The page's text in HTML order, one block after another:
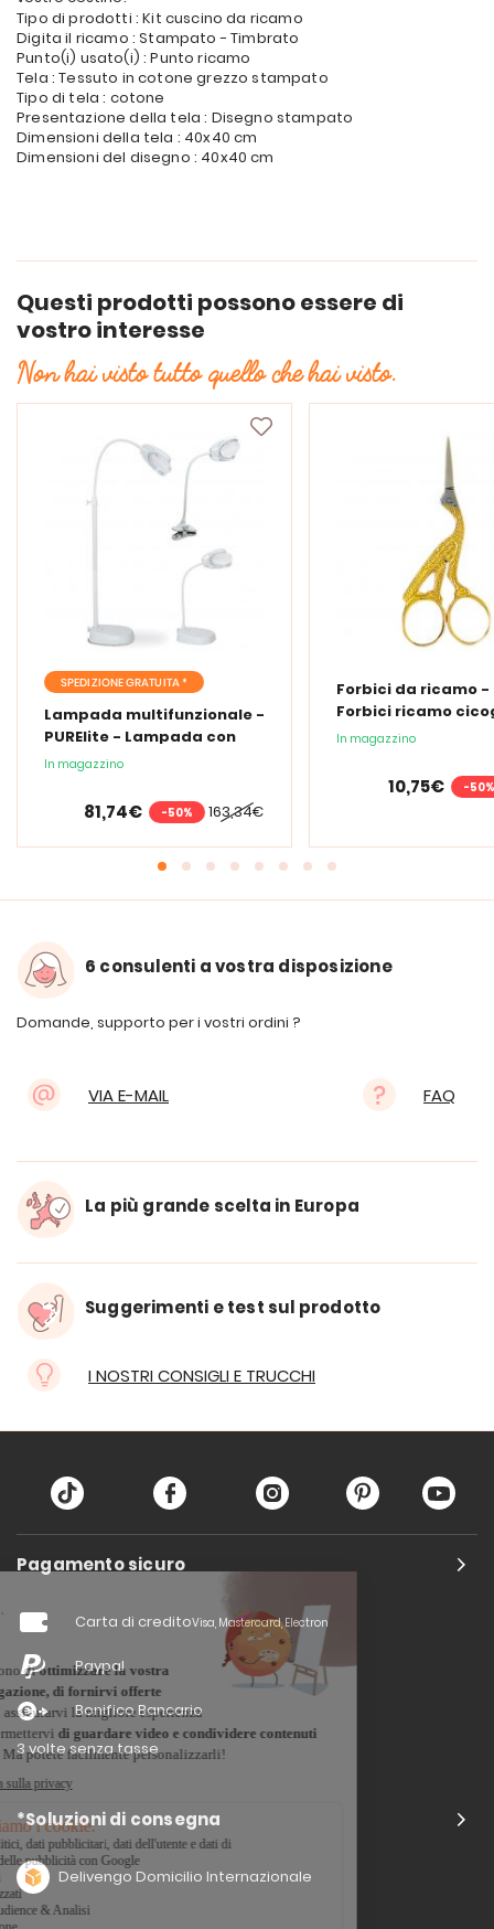
Tipo di prodotti : Kit cuscino da ricamo
Digita il ricamo : Stampato - Timbrato
Punto(i) usato(i) : Punto ricamo
Tela : Tessuto in cotone grezzo stampato
Tipo di tela : cotone
Presentazione della tela : Disegno stampato
Dimensioni della tela : 40x40 cm
Dimensioni del disegno : 40x40 cm
Questi prodotti possono essere di
vostro interesse
Non hai visto tutto quello che hai visto.
SPEDIZIONE GRATUITA *
Lampada multifunzionale -
PURElite - Lampada con
lente d'ingrandimento
In magazzino
163,34€
81,74€ -50%
Forbici da ricamo -
Forbici ricamo
In magazzino
10,75€ -50%
6 consulenti a vostra disposizione
Domande, supporto per i vostri ordini ?
VIA E-MAIL FAQ
La più grande scelta in Europa
Suggerimenti e test sul prodotto
I NOSTRI CONSIGLI E TRUCCHI
Pagamento sicuro
Carta di creditoVisa, Mastercard, Electron
Paypal
Bonifico Bancario
3 volte senza tasse
*Soluzioni di consegna
Delivengo Domicilio Internazionale